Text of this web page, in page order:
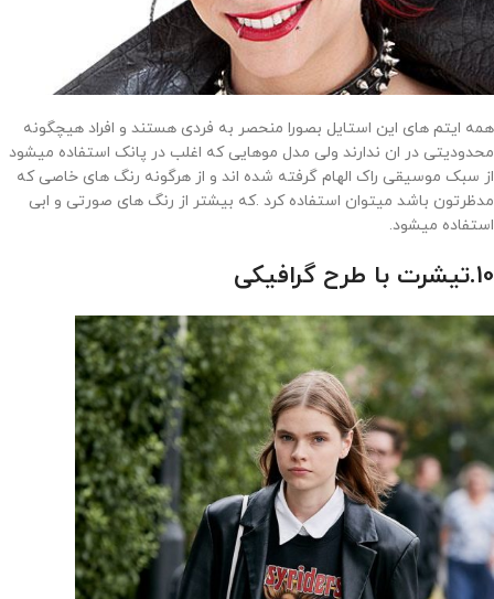
همه ایتم های این استایل بصورا منحصر به فردی هستند و افراد هیچگونه
محدودیتی در ان ندارند ولی مدل موهایی که اغلب در پانک استفاده میشود
از سبک موسیقی راک الهام گرفته شده اند و از هرگونه رنگ های خاصی که
مدظرتون باشد میتوان استفاده کرد .که بیشتر از رنگ های صورتی و ابی
استفاده میشود.
10.تیشرت با طرح گرافیکی